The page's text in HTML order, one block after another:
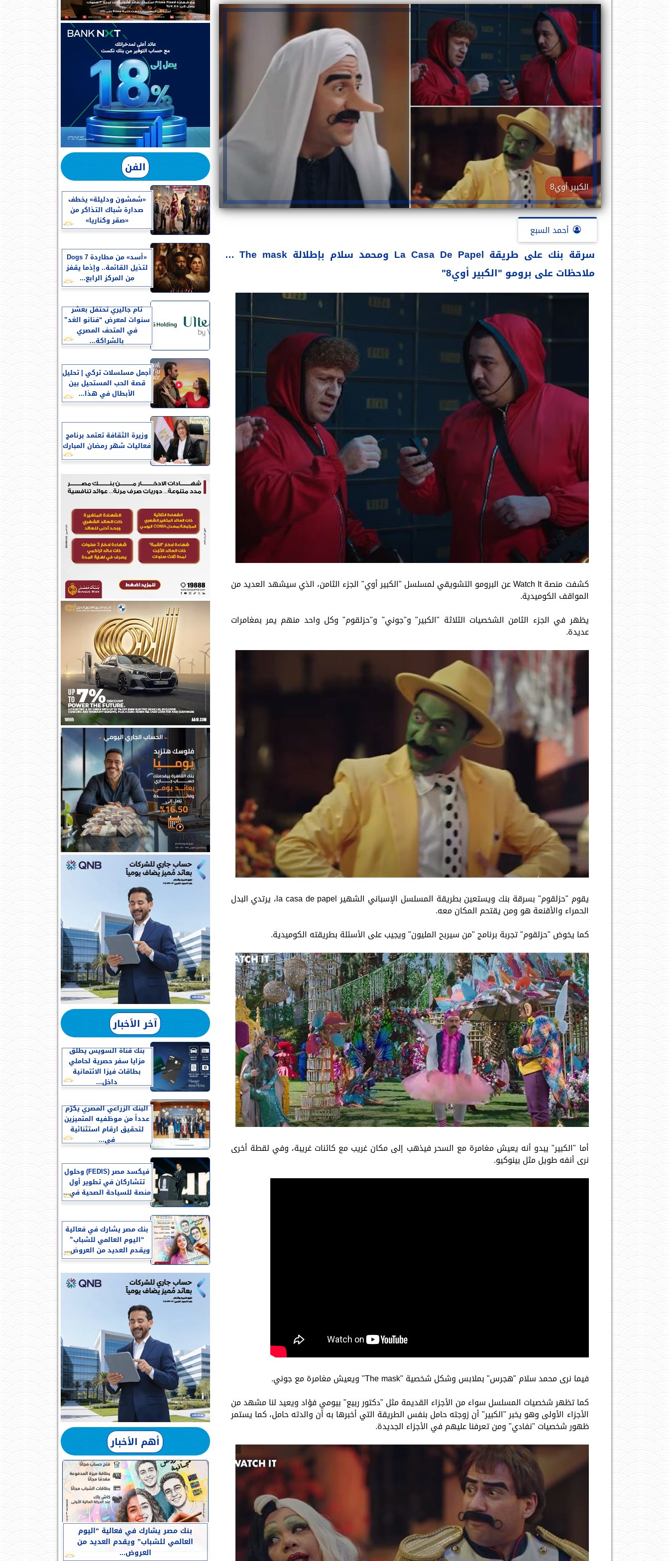
الكبير أوي8
أحمد السبع
سرقة بنك على طريقة La Casa De Papel ومحمد سلام بإطلالة The mask …
ملاحظات على برومو "الكبير أوي8"
كشفت منصة Watch It عن البرومو التشويقي لمسلسل "الكبير أوي" الجزء الثامن، الذي سيشهد العديد من
المواقف الكوميدية.
يظهر في الجزء الثامن الشخصيات الثلاثة "الكبير" و"جوني" و"حزلقوم" وكل واحد منهم يمر بمغامرات
عديدة.
يقوم "حزلقوم" بسرقة بنك ويستعين بطريقة المسلسل الإسباني الشهير la casa de papel، يرتدي البدل
الحمراء والأقنعة هو ومن يقتحم المكان معه.
كما يخوض "حزلقوم" تجربة برنامج "من سيربح المليون" ويجيب على الأسئلة بطريقته الكوميدية.
أما "الكبير" يبدو أنه يعيش مغامرة مع السحر فيذهب إلى مكان غريب مع كائنات غريبة، وفي لقطة أخرى
نرى أنفه طويل مثل بينوكيو.
فيما نرى محمد سلام "هجرس" بملابس وشكل شخصية "The mask" ويعيش مغامرة مع جوني.
كما تظهر شخصيات المسلسل سواء من الأجزاء القديمة مثل "دكتور ربيع" بيومي فؤاد ويعيد لنا مشهد من
الأجزاء الأولى وهو يخبر "الكبير" أن زوجته حامل بنفس الطريقة التي أخبرها به أن والدته حامل، كما يستمر
ظهور شخصيات "نفادي" ومن تعرفنا عليهم في الأجزاء الجديدة.
الفن
«شمشون ودليلة» يخطف
صدارة شباك التذاكر من
«صقر وكناريا»
«أسد» من مطاردة 7 Dogs
لتذيل القائمة.. وإذما يقفز
من المركز الرابع...
تام جاليري تحتفل بعشر
سنوات لمعرض “فنانو الغد”
في المتحف المصري
بالشراكة...
أجمل مسلسلات تركي | تحليل
قصة الحب المستحيل بين
الأبطال في هذا...
وزيرة الثقافة تعتمد برنامج
فعاليات شهر رمضان المبارك
آخر الأخبار
بنك قناة السويس يطلق
مزايا سفر حصرية لحاملي
بطاقات فيزا الائتمانية
داخل...
البنك الزراعي المصري يكرّم
عدداً من موظفيه المتميزين
لتحقيق ارقام استثنائية
في...
فيكسد مصر (FEDIS) وحلول
تتشاركان في تطوير أول
منصة للسياحة الصحية في...
بنك مصر يشارك في فعالية
“اليوم العالمي للشباب”
ويقدم العديد من العروض...
أهم الأخبار
بنك مصر يشارك في فعالية “اليوم
العالمي للشباب” ويقدم العديد من
العروض...